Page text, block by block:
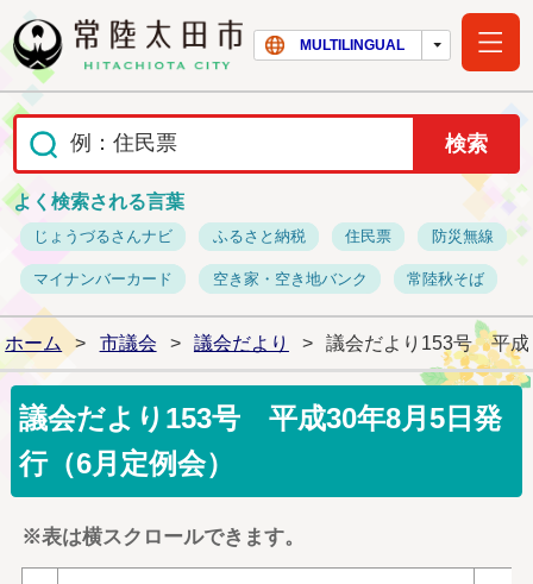
常陸太田市ホー
MULTILINGUAL
よく検索される言葉
じょうづるさんナビ ふるさと納税 住民票 防災無線
マイナンバーカード 空き家・空き地バンク 常陸秋そば
ホーム > 市議会 > 議会だより > 議会だより153号 平成
議会だより153号 平成30年8月5日発
行（6月定例会）
※表は横スクロールできます。